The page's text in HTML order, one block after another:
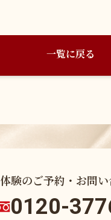
一覧に戻る
体験のご予約・お問
0120-